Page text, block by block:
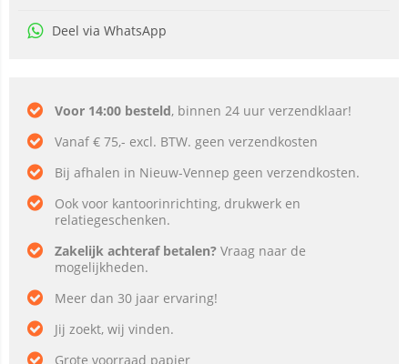
Deel via WhatsApp
Voor 14:00 besteld, binnen 24 uur verzendklaar!
Vanaf € 75,- excl. BTW. geen verzendkosten
Bij afhalen in Nieuw-Vennep geen verzendkosten.
Ook voor kantoorinrichting, drukwerk en
relatiegeschenken.
Zakelijk achteraf betalen? Vraag naar de
mogelijkheden.
Meer dan 30 jaar ervaring!
Jij zoekt, wij vinden.
Grote voorraad papier